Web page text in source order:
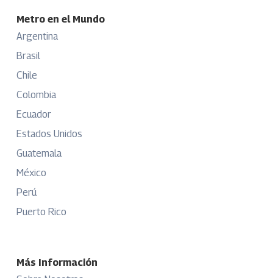
Metro en el Mundo
Argentina
Brasil
Chile
Colombia
Ecuador
Estados Unidos
Guatemala
México
Perú
Puerto Rico
Más Información